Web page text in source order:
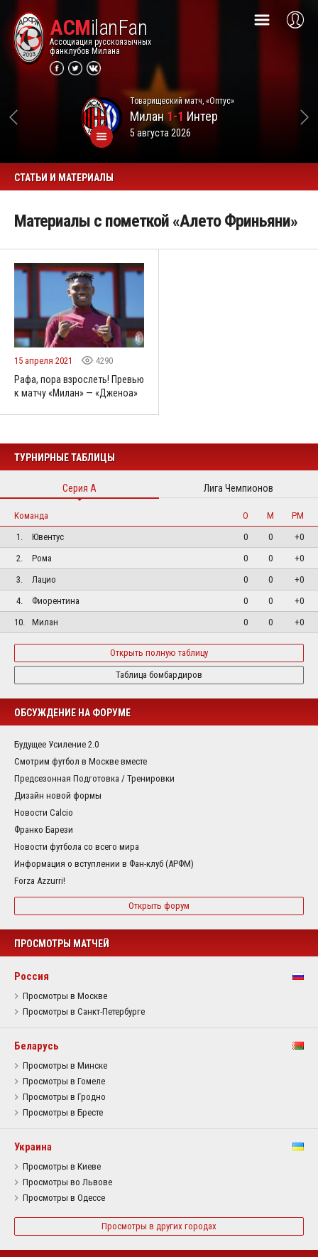
ACMilanFan
Ассоциация русскоязычных
фанклубов Милана
Товарищеский матч, «Оптус»
Милан1-1 Интер
5 августа 2026
СТАТЬИ И МАТЕРИАЛЫ
Материалы с пометкой «Алето Фриньяни»
15 апреля 2021 4290
Рафа, пора взрослеть! Превью
к матчу «Милан» — «Дженоа»
ТУРНИРНЫЕ ТАБЛИЦЫ
Серия А Лига Чемпионов
Команда О М
РМ
1.
Ювентус 0 0
+0
2.
Рома 0 0
+0
3.
Лацио 0 0
+0
4.
Фиорентина 0 0
+0
10.
Милан 0 0 +0
Открыть полную таблицу
Таблица бомбардиров
ОБСУЖДЕНИЕ НА ФОРУМЕ
Будущее Усиление 2.0
Смотрим футбол в Москве вместе
Предсезонная Подготовка / Тренировки
Дизайн новой формы
Новости Calcio
Франко Барези
Новости футбола со всего мира
Информация о вступлении в Фан-клуб (АРФМ)
Forza Azzurri!
Открыть форум
ПРОСМОТРЫ МАТЧЕЙ
Россия
Просмотры в Москве
Просмотры в Санкт-Петербурге
Беларусь
Просмотры в Минске
Просмотры в Гомеле
Просмотры в Гродно
Просмотры в Бресте
Украина
Просмотры в Киеве
Просмотры во Львове
Просмотры в Одессе
Просмотры в других городах